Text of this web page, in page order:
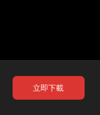
立即下載